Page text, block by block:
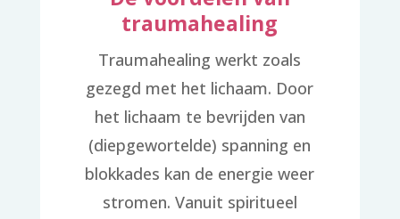
traumahealing
Traumahealing werkt zoals
gezegd met het lichaam. Door
het lichaam te bevrijden van
(diepgewortelde) spanning en
blokkades kan de energie weer
stromen. Vanuit spiritueel